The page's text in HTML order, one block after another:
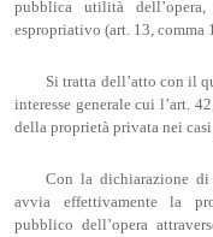
pubblica utilità
espropriativo (art. 13, comma
Si tratta dell’atto con il
interesse generale cui l’art.
della proprietà privata nei
Con la dichiarazione
avvia effettivamente la
pubblico dell’opera